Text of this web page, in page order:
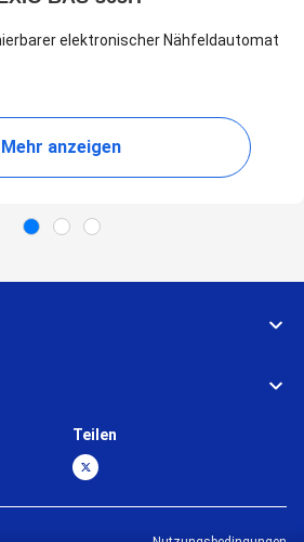
elektronischer Nähfeldautomat
Mehr anzeigen
Teilen